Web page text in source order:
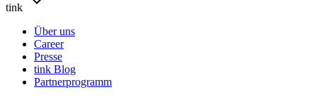
tink
Über uns
Career
Presse
tink Blog
Partnerprogramm